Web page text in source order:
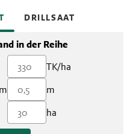
DRILLSAAT
in der Reihe
TK/ha
m
ha